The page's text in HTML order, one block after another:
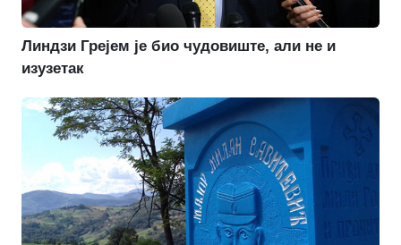
Линдзи Грејем је био чудовиште, али не и
изузетак